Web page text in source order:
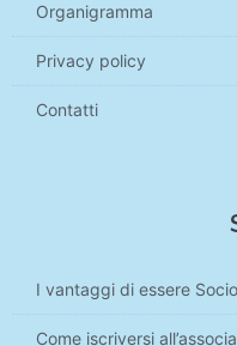
Organigramma
Privacy policy
Contatti
I vantaggi di essere Socio
Come iscriversi